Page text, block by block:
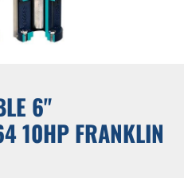
6"
10HP FRANKLIN